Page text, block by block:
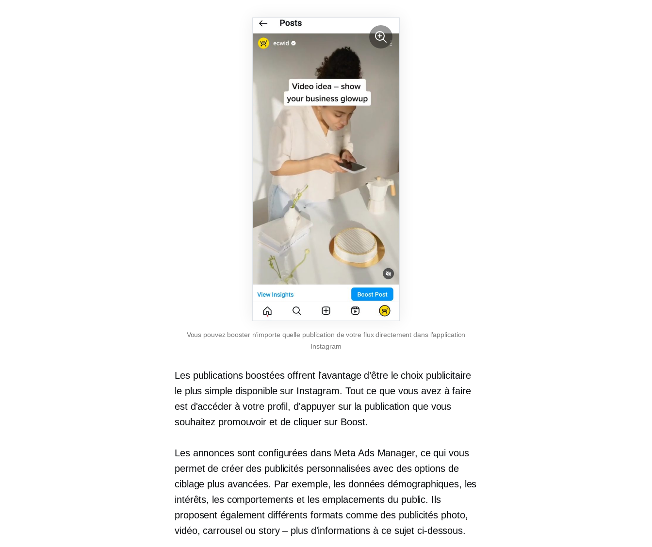
Vous pouvez booster n'importe quelle publication de votre flux directement dans l'application
Instagram
Les publications boostées offrent l’avantage d’être le choix publicitaire
le plus simple disponible sur Instagram. Tout ce que vous avez à faire
est d'accéder à votre profil, d'appuyer sur la publication que vous
souhaitez promouvoir et de cliquer sur Boost.
Les annonces sont configurées dans Meta Ads Manager, ce qui vous
permet de créer des publicités personnalisées avec des options de
ciblage plus avancées. Par exemple, les données démographiques, les
intérêts, les comportements et les emplacements du public. Ils
proposent également différents formats comme des publicités photo,
vidéo, carrousel ou story – plus d'informations à ce sujet ci-dessous.